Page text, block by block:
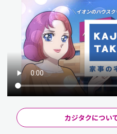
カジタクについ